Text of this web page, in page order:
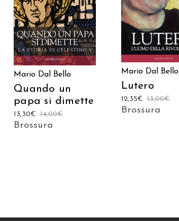
CARRELLO
Mario Dal Bello
Quando un
papa si dimette
14,00€
13,30€
Brossura
CARRELLO
Mario Dal Bello
Lutero
13,00€
12,35€
Brossura